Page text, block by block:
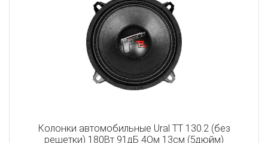
Колонки автомобильные Ural ТТ 130.2 (без
решетки) 180Вт 91дБ 4Ом 13см (5дюйм)